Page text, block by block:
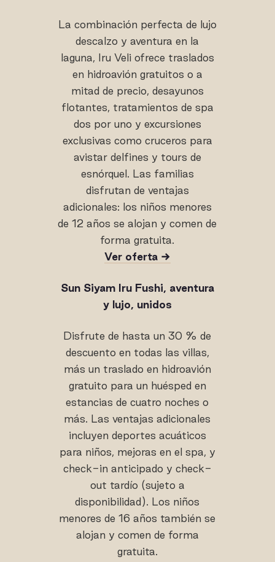
La combinación perfecta de lujo
descalzo y aventura en la
laguna, Iru Veli ofrece traslados
en hidroavión gratuitos o a
mitad de precio, desayunos
flotantes, tratamientos de spa
dos por uno y excursiones
exclusivas como cruceros para
avistar delfines y tours de
esnórquel. Las familias
disfrutan de ventajas
adicionales: los niños menores
de 12 años se alojan y comen de
forma gratuita.
Ver oferta →
Sun Siyam Iru Fushi, aventura
y lujo, unidos
Disfrute de hasta un 30 % de
descuento en todas las villas,
más un traslado en hidroavión
gratuito para un huésped en
estancias de cuatro noches o
más. Las ventajas adicionales
incluyen deportes acuáticos
para niños, mejoras en el spa, y
check-in anticipado y check-
out tardío (sujeto a
disponibilidad). Los niños
menores de 16 años también se
alojan y comen de forma
gratuita.